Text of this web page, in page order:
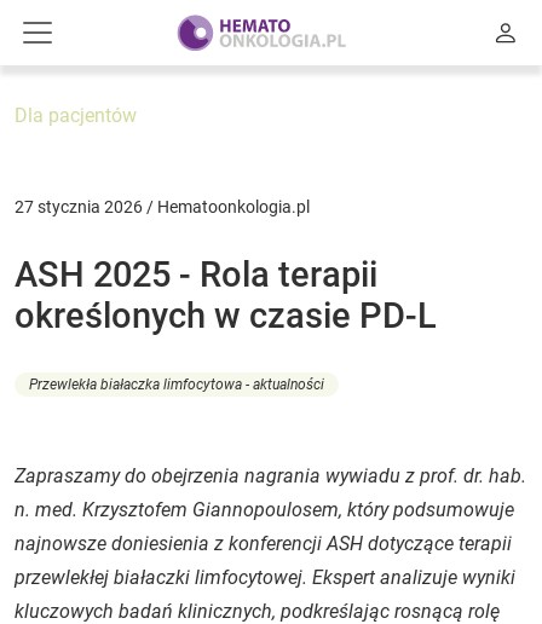
Dla pacjentów
27 stycznia 2026 / Hematoonkologia.pl
ASH 2025 - Rola terapii
określonych w czasie PD-L
Przewlekła białaczka limfocytowa - aktualności
Zapraszamy do obejrzenia nagrania wywiadu z prof. dr. hab.
n. med. Krzysztofem Giannopoulosem, który podsumowuje
najnowsze doniesienia z konferencji ASH dotyczące terapii
przewlekłej białaczki limfocytowej. Ekspert analizuje wyniki
kluczowych badań klinicznych, podkreślając rosnącą rolę